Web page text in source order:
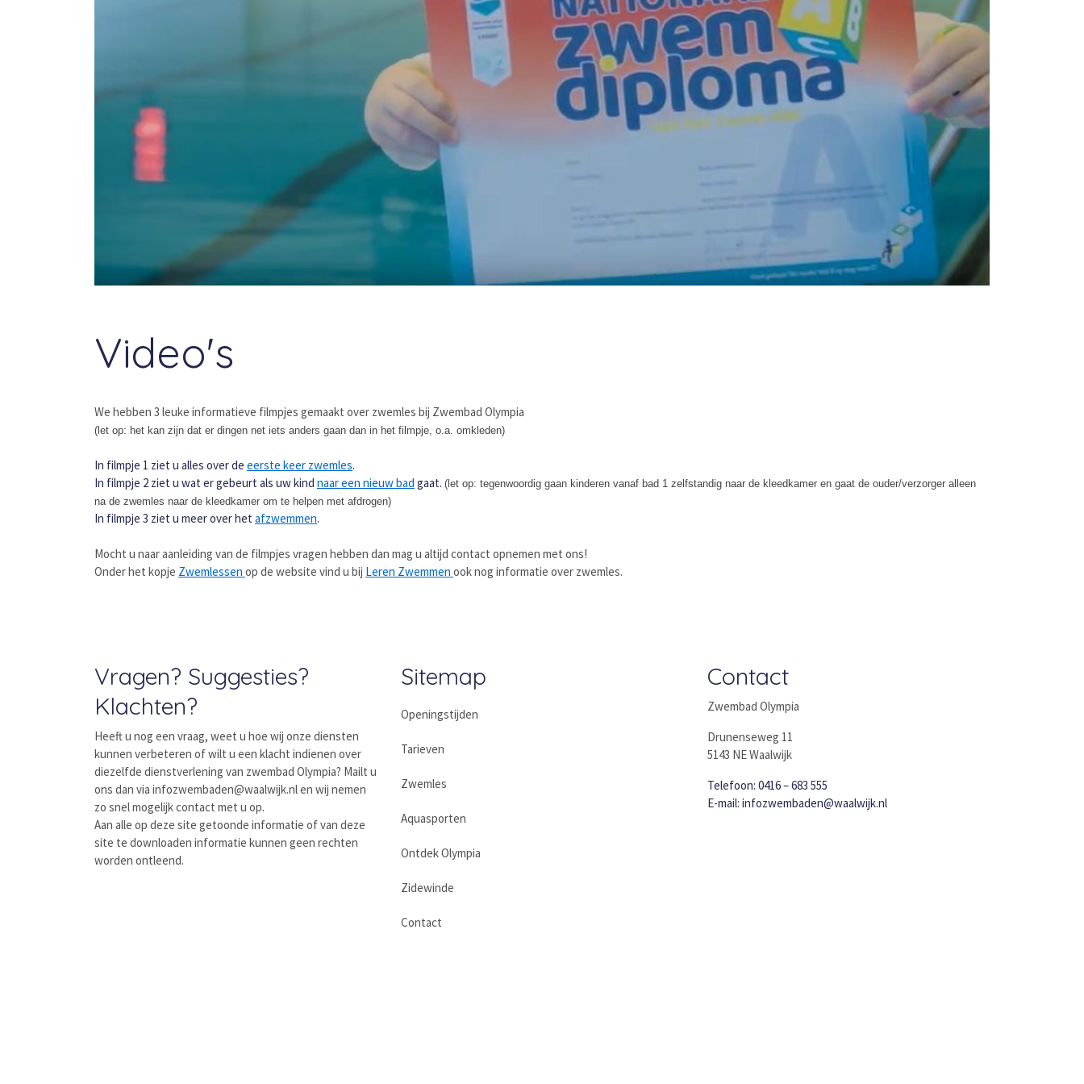
Video's
We hebben 3 leuke informatieve filmpjes gemaakt over zwemles bij Zwembad Olympia
(let op: het kan zijn dat er dingen net iets anders gaan dan in het filmpje, o.a. omkleden)
In filmpje 1 ziet u alles over de eerste keer zwemles.
In filmpje 2 ziet u wat er gebeurt als uw kind naar een nieuw bad gaat. (let op: tegenwoordig gaan kinderen vanaf bad 1 zelfstandig naar de kleedkamer en gaat de ouder/verzorger alleen
na de zwemles naar de kleedkamer om te helpen met afdrogen)
In filmpje 3 ziet u meer over het afzwemmen.
Mocht u naar aanleiding van de filmpjes vragen hebben dan mag u altijd contact opnemen met ons!
Onder het kopje Zwemlessen op de website vind u bij Leren Zwemmen ook nog informatie over zwemles.
Vragen? Suggesties?
Klachten?
Heeft u nog een vraag, weet u hoe wij onze diensten
kunnen verbeteren of wilt u een klacht indienen over
diezelfde dienstverlening van zwembad Olympia? Mailt u
ons dan via infozwembaden@waalwijk.nl en wij nemen
zo snel mogelijk contact met u op.
Aan alle op deze site getoonde informatie of van deze
site te downloaden informatie kunnen geen rechten
worden ontleend.
Sitemap
Openingstijden
Tarieven
Zwemles
Aquasporten
Ontdek Olympia
Zidewinde
Contact
Contact
Zwembad Olympia
Drunenseweg 11
5143 NE Waalwijk
Telefoon: 0416 – 683 555
E-mail: infozwembaden@waalwijk.nl